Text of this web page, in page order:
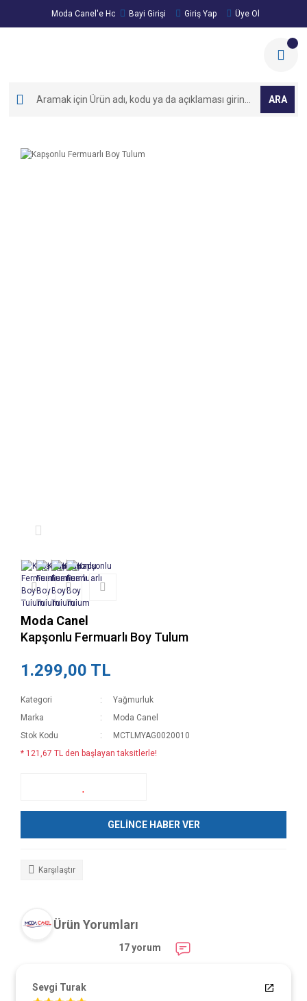
Moda Canel'e Hoşgeldiniz!
Bayi Girişi Giriş Yap Üye Ol
ARA
Moda Canel
Kapşonlu Fermuarlı Boy Tulum
1.299,00 TL
Kategori
Yağmurluk
Marka
Moda Canel
Stok Kodu
MCTLMYAG0020010
* 121,67 TL den başlayan taksitlerle!
GELİNCE HABER VER
Karşılaştır
Ürün Yorumları
17 yorum
Sevgi Turak